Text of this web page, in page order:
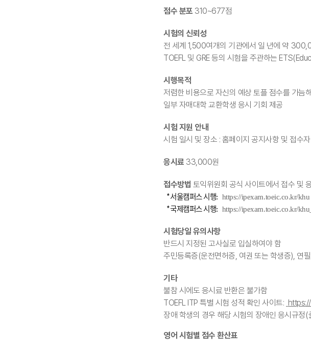
점수 분포 310~677점
시험의 신뢰성
전 세계 1,500여개의 기관에서 일 년에 약
TOEFL 및 GRE 등의 시험을 주관하는
시행목적
저렴한 비용으로 자신의 예상 토플 점수를 가늠
일부 자매대학 교환학생 응시 기회 제공
시험 지원 안내
시험 일시 및 장소 : 홈페이지 공지사항 및 접수
응시료 33,000원
접수방법 토익위원회 공식 사이트에서 접수 및
*서울캠퍼스 시행: https://ipexam.toeic.co.kr/khu
*국제캠퍼스 시행: https://ipexam.toeic.co.kr/
시험당일 유의사항
반드시 지정된 고사실로 입실하여야 함
주민등록증(운전면허증, 여권 또는 학생증), 연
기타
불참 시에도 응시료 반환은 불가함
TOEFL ITP 특별 시험 성적 확인 사이트:
장애 학생의 경우 해당 시험의 장애인 응시규정 (
영어 시험별 점수 환산표